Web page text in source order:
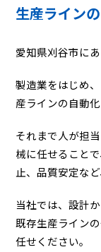
生産ライン
愛知県刈谷市に
製造業をはじめ
産ラインの自動化
それまで人が担
械に任せることで
止、品質安定など
当社では、設計
既存生産ライン
任せください。